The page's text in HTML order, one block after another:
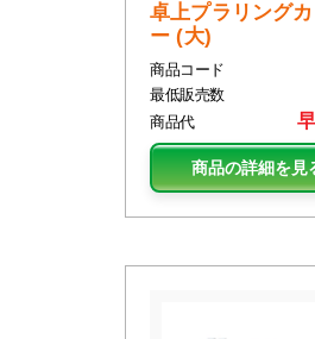
卓上プラリング
ー (大)
商品コード
最低販売数
商品代
商品の詳細を見